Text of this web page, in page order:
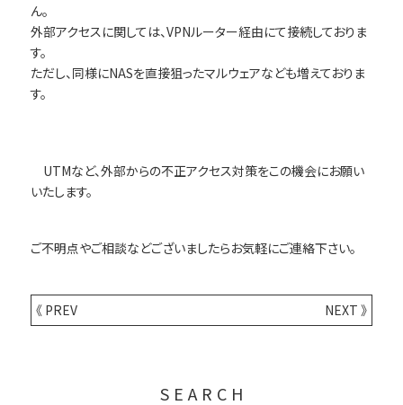
SEARCH
ん。
外部アクセスに関しては、VPNルーター経由にて接続しておりま
す。
ただし、同様にNASを直接狙ったマルウェアなども増えておりま
す。
UTMなど、外部からの不正アクセス対策をこの機会にお願い
いたします。
ご不明点やご相談などございましたらお気軽にご連絡下さい。
《 PREV NEXT 》